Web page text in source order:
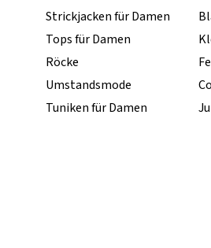
Strickjacken für Damen
Tops für Damen
Röcke
Umstandsmode
Tuniken für Damen